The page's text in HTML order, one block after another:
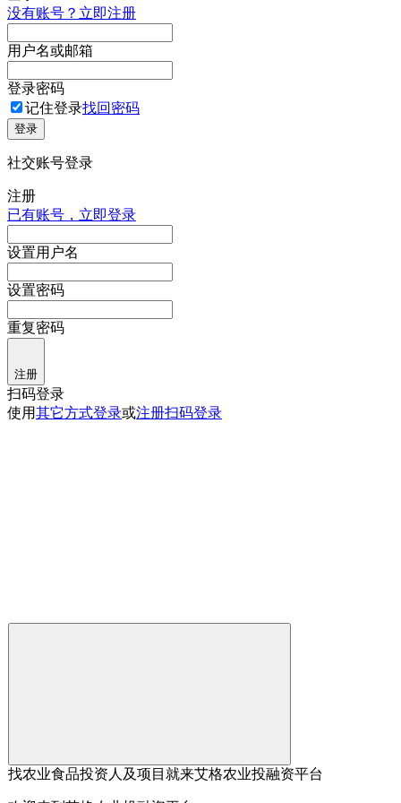
没有账号？立即注册
用户名或邮箱
登录密码
记住登录找回密码
登录
社交账号登录
注册
已有账号，立即登录
设置用户名
设置密码
重复密码
注册
扫码登录
使用其它方式登录或注册扫码登录
找农业食品投资人及项目就来艾格农业投融资平台